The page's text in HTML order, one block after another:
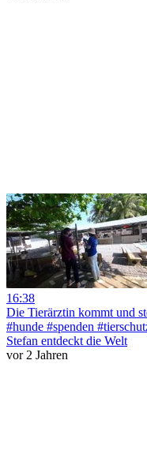
16:38
Die Tierärztin kommt und
#hunde #spenden
Stefan entdeckt die Welt
vor 2 Jahren